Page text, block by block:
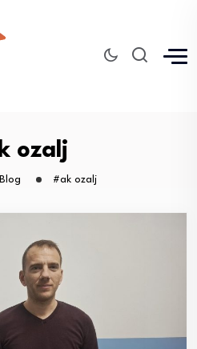
ozalj
Blog #ak ozalj